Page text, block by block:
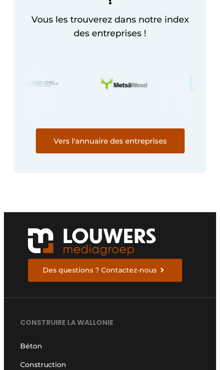
Vous les trouverez dans notre index
des entreprises !
Vers l'annuaire des entreprises
Des questions ? Contactez-nous
CONSTRUIRE LA WALLONIE
Béton
Construction